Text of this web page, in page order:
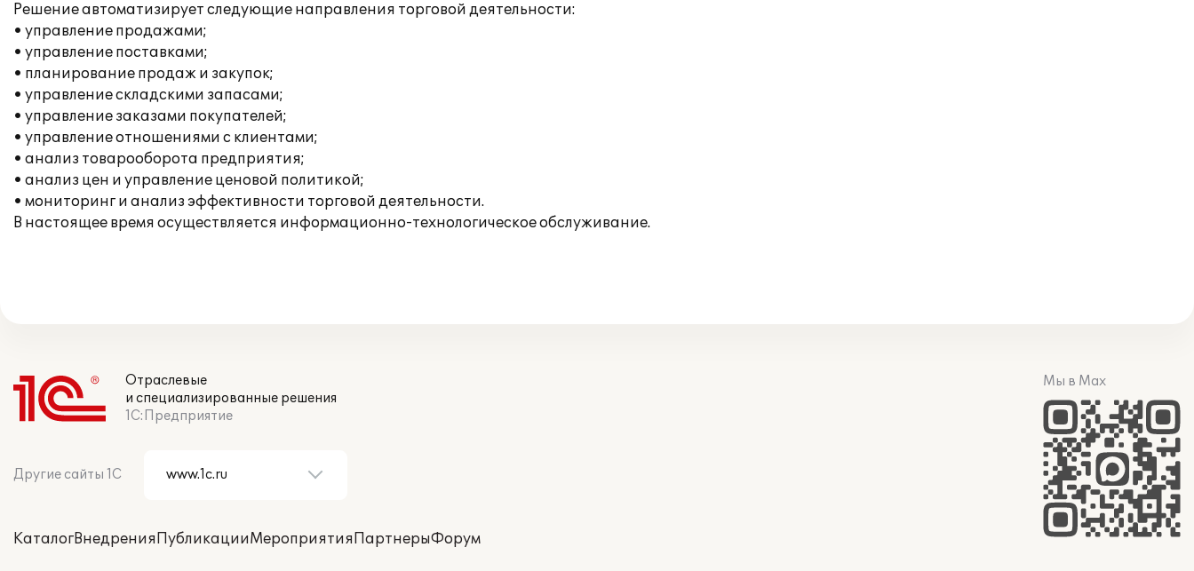
Решение автоматизирует следующие направления торговой деятельности:
• управление продажами;
• управление поставками;
• планирование продаж и закупок;
• управление складскими запасами;
• управление заказами покупателей;
• управление отношениями с клиентами;
• анализ товарооборота предприятия;
• анализ цен и управление ценовой политикой;
• мониторинг и анализ эффективности торговой деятельности.
В настоящее время осуществляется информационно-технологическое обслуживание.
Отраслевые
и специализированные решения
1С:Предприятие
Другие сайты 1С
КаталогВнедренияПубликацииМероприятияПартнерыФорум
Мы в Max